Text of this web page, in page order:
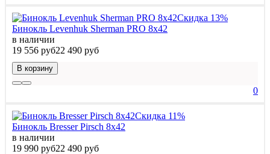
Скидка 13%
Бинокль Levenhuk Sherman PRO 8x42
в наличии
19 556 руб22 490 руб
В корзину
0
Скидка 11%
Бинокль Bresser Pirsch 8x42
в наличии
19 990 руб22 490 руб